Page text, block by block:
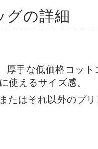
グの詳細
手な低価格コット
使えるサイズ感。
はそれ以外のプ